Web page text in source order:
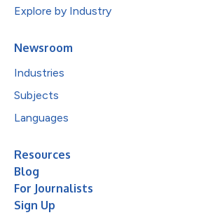
Explore by Industry
Newsroom
Industries
Subjects
Languages
Resources
Blog
For Journalists
Sign Up